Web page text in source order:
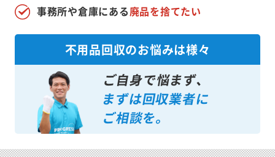
事務所や倉庫にある廃品を捨てたい
不用品回収のお悩みは様々
ご自身で悩まず、
まずは回収業者に
ご相談を。